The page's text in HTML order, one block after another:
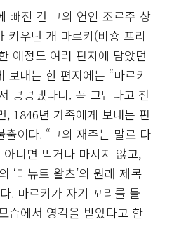
빠진 건 그의 연인 조르주 상
키우던 개 마르키(비숑 프리
애정도 여러 편지에 담았던
보내는 한 편지에는 “마르키
킁킁댔다니. 꼭 고맙다고 전
, 1846년 가족에게 보내는 편
이다. “그의 재주는 말로 다
니면 먹거나 마시지 않고,
‘미뉴트 왈츠’의 원래 제목
. 마르키가 자기 꼬리를 물
습에서 영감을 받았다고 한